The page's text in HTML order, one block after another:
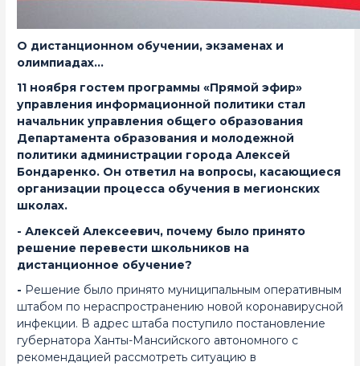
О дистанционном обучении, экзаменах и
олимпиадах…
11 ноября гостем программы «Прямой эфир»
управления информационной политики стал
начальник управления общего образования
Департамента образования и молодежной
политики администрации города Алексей
Бондаренко. Он ответил на вопросы, касающиеся
организации процесса обучения в мегионских
школах.
- Алексей Алексеевич, почему было принято
решение перевести школьников на
дистанционное обучение?
- Решение было принято муниципальным оперативным
штабом по нераспространению новой коронавирусной
инфекции. В адрес штаба поступило постановление
губернатора Ханты-Мансийского автономного с
рекомендацией рассмотреть ситуацию в